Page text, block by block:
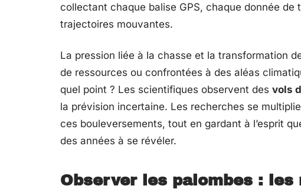
collectant chaque balise GPS, chaque donnée de
trajectoires mouvantes.
La pression liée à la chasse et la transformation
de ressources ou confrontées à des aléas
quel point ? Les scientifiques observent des vols
la prévision incertaine. Les recherches se
ces bouleversements, tout en gardant à l’esprit
des années à se révéler.
Observer les palombes :